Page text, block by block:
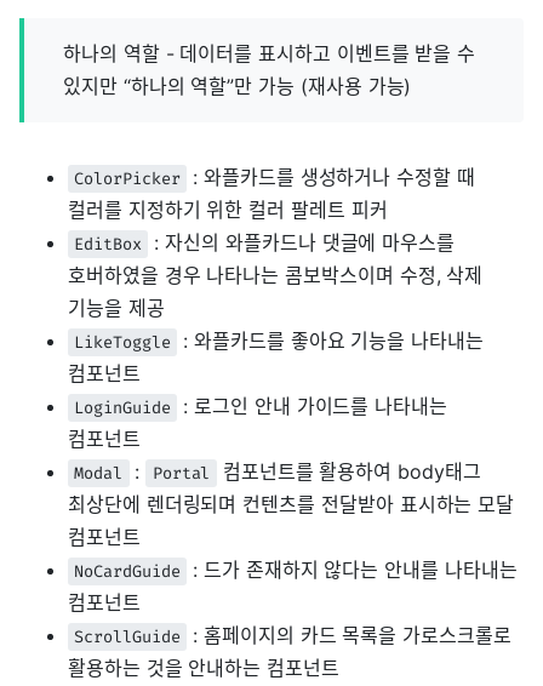
하나의 역할 - 데이터를 표시하고 이벤트를 받을 수
있지만 “하나의 역할”만 가능 (재사용 가능)
ColorPicker
: 와플카드를 생성하거나 수정할 때
컬러를 지정하기 위한 컬러 팔레트 피커
EditBox
: 자신의 와플카드나 댓글에 마우스를
호버하였을 경우 나타나는 콤보박스이며 수정, 삭제
기능을 제공
LikeToggle
: 와플카드를 좋아요 기능을 나타내는
컴포넌트
LoginGuide
: 로그인 안내 가이드를 나타내는
컴포넌트
Modal : Portal
컴포넌트를 활용하여 body태그
최상단에 렌더링되며 컨텐츠를 전달받아 표시하는 모달
컴포넌트
NoCardGuide
: 드가 존재하지 않다는 안내를 나타내는
컴포넌트
ScrollGuide
: 홈페이지의 카드 목록을 가로스크롤로
활용하는 것을 안내하는 컴포넌트